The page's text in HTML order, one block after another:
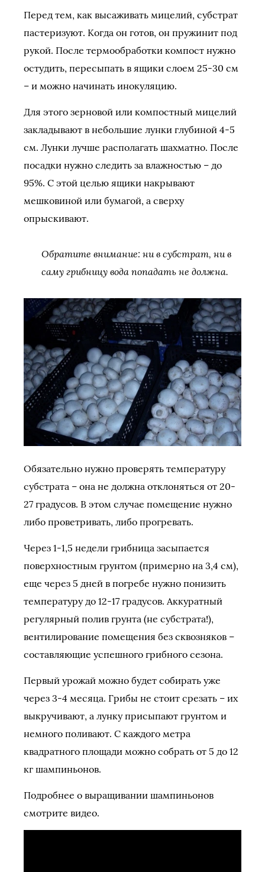
Перед тем, как высаживать мицелий, субстрат
пастеризуют. Когда он готов, он пружинит под
рукой. После термообработки компост нужно
остудить, пересыпать в ящики слоем 25-30 см
– и можно начинать инокуляцию.
Для этого зерновой или компостный мицелий
закладывают в небольшие лунки глубиной 4-5
см. Лунки лучше располагать шахматно. После
посадки нужно следить за влажностью – до
95%. С этой целью ящики накрывают
мешковиной или бумагой, а сверху
опрыскивают.
Обратите внимание: ни в субстрат, ни в
саму грибницу вода попадать не должна.
Обязательно нужно проверять температуру
субстрата – она не должна отклоняться от 20-
27 градусов. В этом случае помещение нужно
либо проветривать, либо прогревать.
Через 1-1,5 недели грибница засыпается
поверхностным грунтом (примерно на 3,4 см),
еще через 5 дней в погребе нужно понизить
температуру до 12-17 градусов. Аккуратный
регулярный полив грунта (не субстрата!),
вентилирование помещения без сквозняков –
составляющие успешного грибного сезона.
Первый урожай можно будет собирать уже
через 3-4 месяца. Грибы не стоит срезать – их
выкручивают, а лунку присыпают грунтом и
немного поливают. С каждого метра
квадратного площади можно собрать от 5 до 12
кг шампиньонов.
Подробнее о выращивании шампиньонов
смотрите видео.